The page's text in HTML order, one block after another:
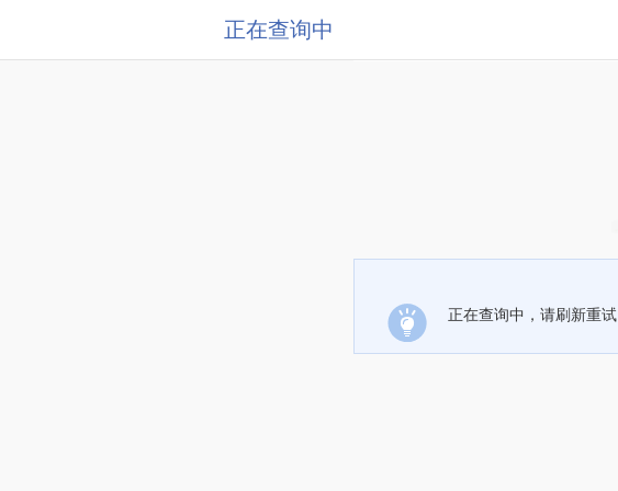
正在查询中
正在查询中，请刷新重试